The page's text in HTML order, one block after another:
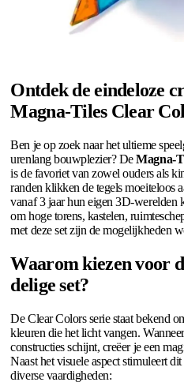
Ontdek de eindeloze
Magna-Tiles Clear
Ben je op zoek naar het ultieme
urenlang bouwplezier? DeMagna-
is de favoriet van zowel ouders als
randen klikken de tegels moeiteloos
vanaf 3 jaar hun eigen 3D-werelden
om hoge torens, kastelen,
met deze set zijn de mogelijkheden
Waarom kiezen voor
delige set?
De Clear Colors serie staat bekend
kleuren die het licht vangen.
constructies schijnt, creëer je een
Naast het visuele aspect stimuleert
diverse vaardigheden: